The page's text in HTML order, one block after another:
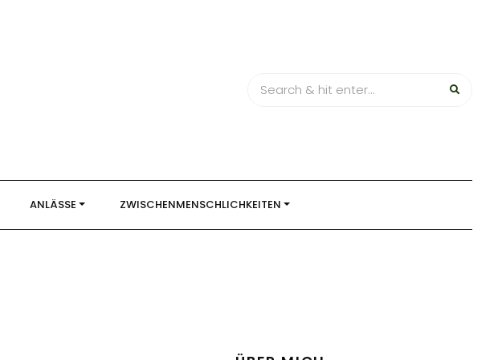
ANLÄSSE ZWISCHENMENSCHLICHKEITEN